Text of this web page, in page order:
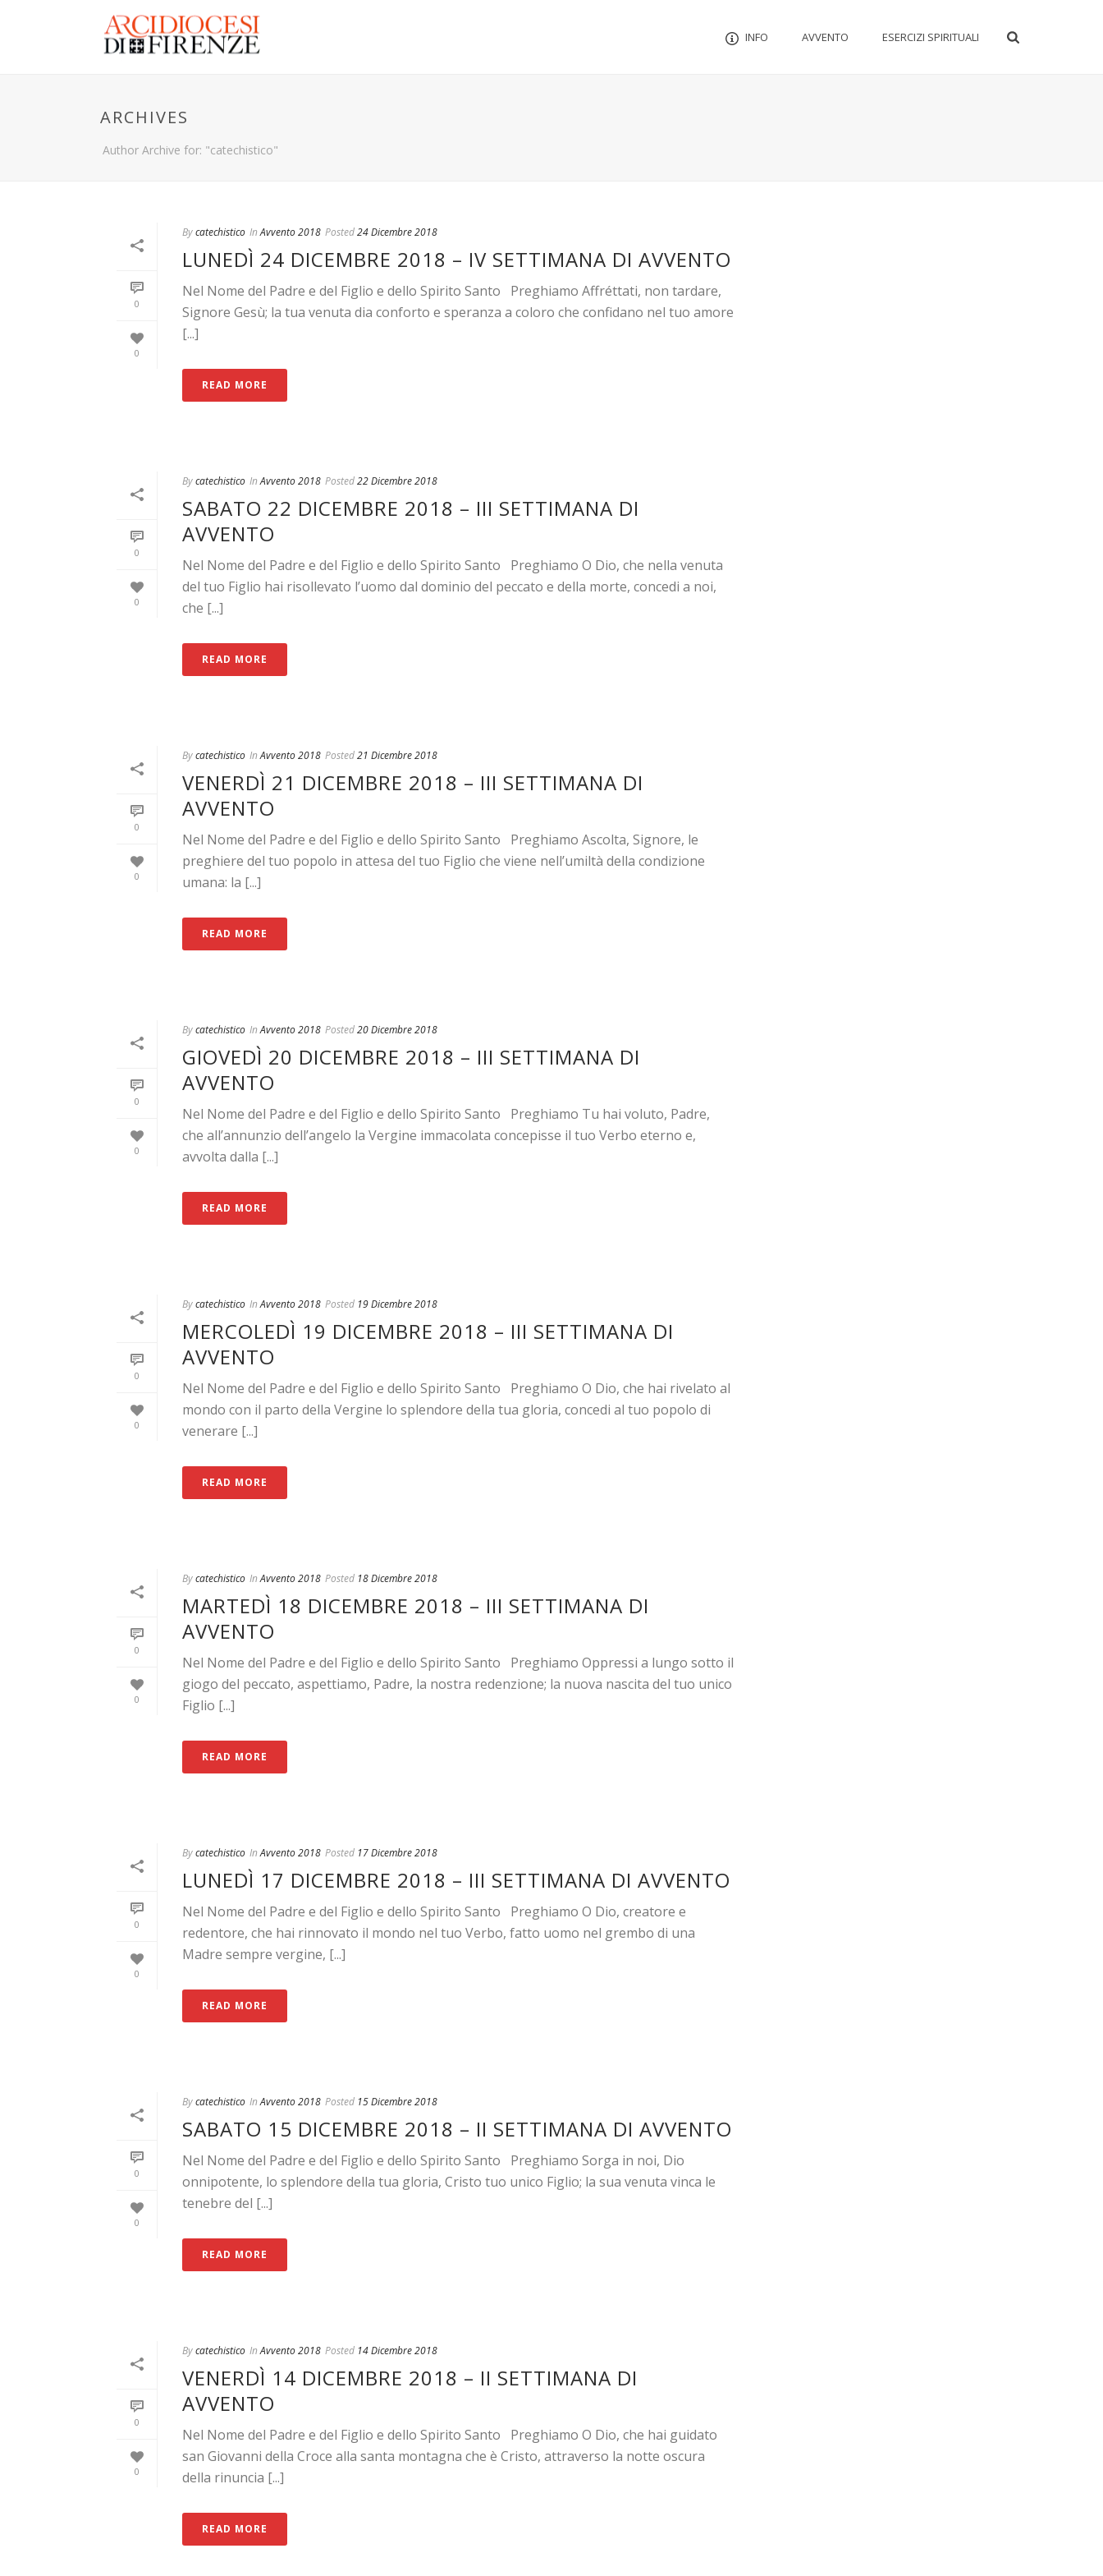
INFO AVVENTO ESERCIZI SPIRITUALI
ARCHIVES
Author Archive for: "catechistico"
0
0
Bycatechistico In Avvento 2018 Posted24 Dicembre 2018
LUNEDÌ 24 DICEMBRE 2018 – IV SETTIMANA DI AVVENTO
Nel Nome del Padre e del Figlio e dello Spirito Santo Preghiamo Affréttati, non tardare,
Signore Gesù; la tua venuta dia conforto e speranza a coloro che confidano nel tuo amore
[...]
READ MORE
0
0
Bycatechistico In Avvento 2018 Posted22 Dicembre 2018
SABATO 22 DICEMBRE 2018 – III SETTIMANA DI
AVVENTO
Nel Nome del Padre e del Figlio e dello Spirito Santo Preghiamo O Dio, che nella venuta
del tuo Figlio hai risollevato l’uomo dal dominio del peccato e della morte, concedi a noi,
che [...]
READ MORE
0
0
Bycatechistico In Avvento 2018 Posted21 Dicembre 2018
VENERDÌ 21 DICEMBRE 2018 – III SETTIMANA DI
AVVENTO
Nel Nome del Padre e del Figlio e dello Spirito Santo Preghiamo Ascolta, Signore, le
preghiere del tuo popolo in attesa del tuo Figlio che viene nell’umiltà della condizione
umana: la [...]
READ MORE
0
0
Bycatechistico In Avvento 2018 Posted20 Dicembre 2018
GIOVEDÌ 20 DICEMBRE 2018 – III SETTIMANA DI
AVVENTO
Nel Nome del Padre e del Figlio e dello Spirito Santo Preghiamo Tu hai voluto, Padre,
che all’annunzio dell’angelo la Vergine immacolata concepisse il tuo Verbo eterno e,
avvolta dalla [...]
READ MORE
0
0
Bycatechistico In Avvento 2018 Posted 19 Dicembre 2018
MERCOLEDÌ 19 DICEMBRE 2018 – III SETTIMANA DI
AVVENTO
Nel Nome del Padre e del Figlio e dello Spirito Santo Preghiamo O Dio, che hai rivelato al
mondo con il parto della Vergine lo splendore della tua gloria, concedi al tuo popolo di
venerare [...]
READ MORE
0
0
Bycatechistico In Avvento 2018 Posted 18 Dicembre 2018
MARTEDÌ 18 DICEMBRE 2018 – III SETTIMANA DI
AVVENTO
Nel Nome del Padre e del Figlio e dello Spirito Santo Preghiamo Oppressi a lungo sotto il
giogo del peccato, aspettiamo, Padre, la nostra redenzione; la nuova nascita del tuo unico
Figlio [...]
READ MORE
0
0
Bycatechistico In Avvento 2018 Posted 17 Dicembre 2018
LUNEDÌ 17 DICEMBRE 2018 – III SETTIMANA DI AVVENTO
Nel Nome del Padre e del Figlio e dello Spirito Santo Preghiamo O Dio, creatore e
redentore, che hai rinnovato il mondo nel tuo Verbo, fatto uomo nel grembo di una
Madre sempre vergine, [...]
READ MORE
0
0
Bycatechistico In Avvento 2018 Posted 15 Dicembre 2018
SABATO 15 DICEMBRE 2018 – II SETTIMANA DI AVVENTO
Nel Nome del Padre e del Figlio e dello Spirito Santo Preghiamo Sorga in noi, Dio
onnipotente, lo splendore della tua gloria, Cristo tuo unico Figlio; la sua venuta vinca le
tenebre del [...]
READ MORE
0
0
Bycatechistico In Avvento 2018 Posted 14 Dicembre 2018
VENERDÌ 14 DICEMBRE 2018 – II SETTIMANA DI
AVVENTO
Nel Nome del Padre e del Figlio e dello Spirito Santo Preghiamo O Dio, che hai guidato
san Giovanni della Croce alla santa montagna che è Cristo, attraverso la notte oscura
della rinuncia [...]
READ MORE